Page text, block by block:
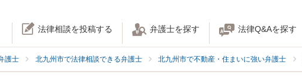
法律相談を投稿する 弁護士を探す 法律Q&Aを探す
護士 北九州市で法律相談できる弁護士 北九州市で不動産・住まいに強い弁護士